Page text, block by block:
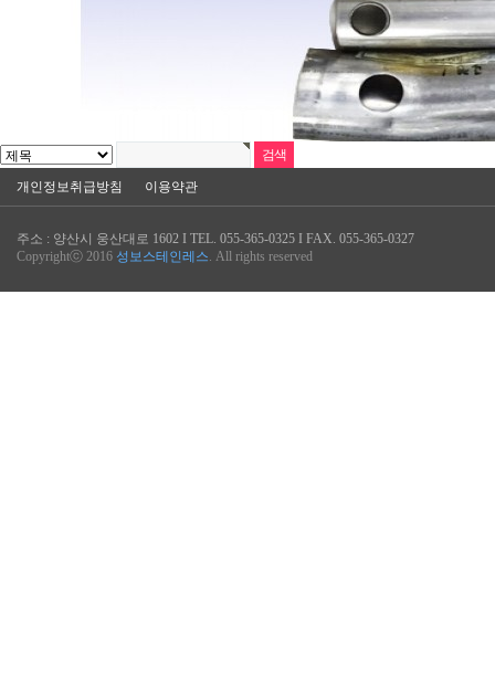
개인정보취급방침 이용약관
주소 : 양산시 웅산대로 1602 I TEL. 055-365-0325 I FAX. 055-365-0327
Copyrightⓒ 2016 성보스테인레스. All rights reserved